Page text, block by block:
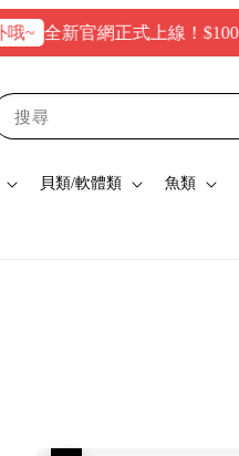
全新官網正式上線！$100 購
搜尋
貝類/軟體類 魚類